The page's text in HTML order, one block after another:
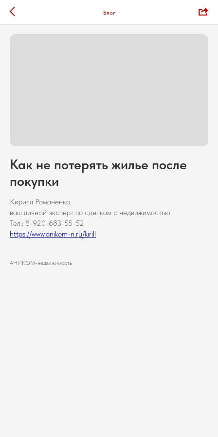
Блог
Как не потерять жилье после
покупки
Кирилл Романенко,
ваш личный эксперт по сделкам с недвижимостью
Тел.: 8-920-683-55-52
https://www.anikom-n.ru/kirill
АНИКОМ-недвижимость